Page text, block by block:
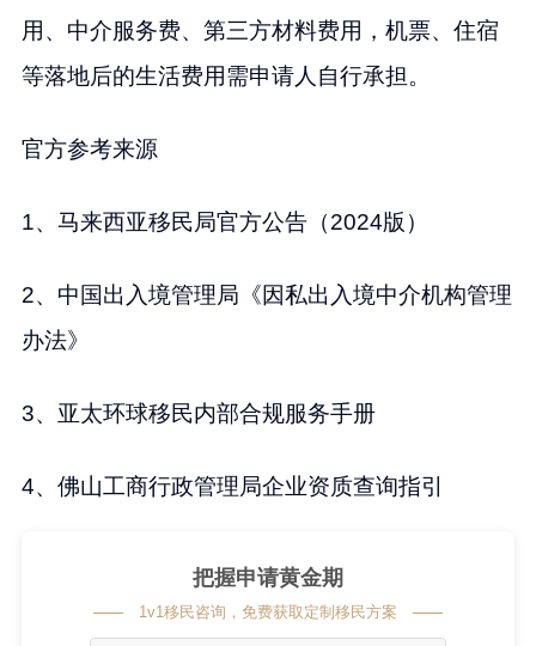
用、中介服务费、第三方材料费用，机票、住宿
等落地后的生活费用需申请人自行承担。
官方参考来源
1、马来西亚移民局官方公告（2024版）
2、中国出入境管理局《因私出入境中介机构管理
办法》
3、亚太环球移民内部合规服务手册
4、佛山工商行政管理局企业资质查询指引
把握申请黄金期
1v1移民咨询，免费获取定制移民方案